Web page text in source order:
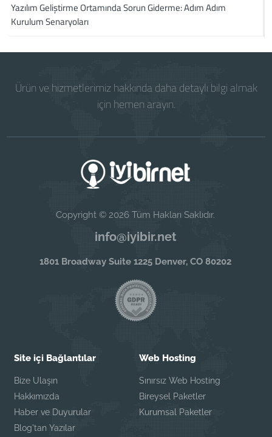
Yazılım Geliştirme Ortamında Sorun Giderme: Adım Adım
Kurulum Senaryoları
Ürün ve hizmetlerimiz hakkında daha detaylı bilgi almak
için hemen arayın.
Copyright © 2026 Tüm Hakları Saklıdır.
info@iyibir.net
1801 Broadway Suite 1225 Denver, CO 80202
Site içi Bağlantılar
Bize Ulaşın
Hakkımızda
Haber ve Duyurular
Blog'tan Yazılar
Web Hosting
Sınırsız Web Hosting
Bireysel Paketler
Kurumsal Paketler